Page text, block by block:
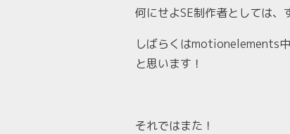
何にせよSE制作者としては
しばらくはmotionelements
と思います！
それではまた！